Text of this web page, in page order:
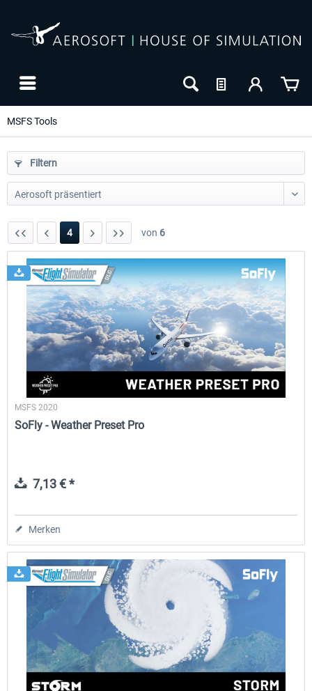
MSFS Tools
rkApps - FSRealistic Pro MSFS
33,32 € *
Aerosoft Tool Simple
Filtern
4 von 6
MSFS 2020
SoFly - Weather Preset Pro
7,13 € *
Merken